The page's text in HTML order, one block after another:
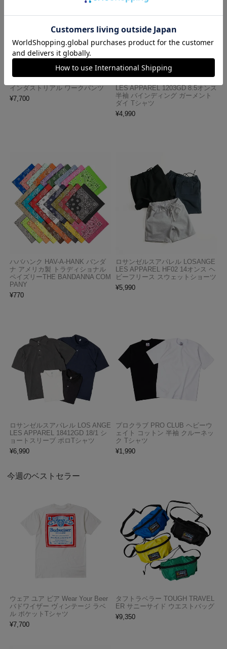
インダストリアル ワークパンツ
¥7,700
LES APPAREL 1203GD 8.5オンス
半袖 バインディング ガーメント
ダイ Tシャツ
¥4,990
ハバハンク HAV-A-HANK バンダ
ナ アメリカ製 トラディショナル
ペイズリーTHE BANDANNA COM
PANY
¥770
ロサンゼルスアパレル LOSANGE
LES APPAREL HF02 14オンス ヘ
ビーフリース スウェットショーツ
¥5,990
ロサンゼルスアパレル LOS ANGE
LES APPAREL 18412GD 18/1 シ
ョートスリーブ ポロTシャツ
¥6,990
プロクラブ PRO CLUB ヘビーウ
ェイト コットン 半袖 クルーネッ
ク Tシャツ
¥1,990
今週のベストセラー
ウェア ユア ビア Wear Your Beer
バドワイザー ヴィンテージ ラベ
ル ポケットTシャツ
¥7,700
タフトラベラー TOUGH TRAVEL
ER サニーサイド ウエストバッグ
¥9,350